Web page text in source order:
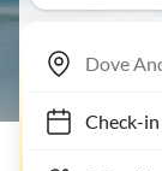
Check-in-